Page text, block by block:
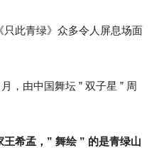
此青绿》众多令人屏息场面
，由中国舞坛 ” 双子星 ” 周
希孟，” 舞绘 ” 的是青绿山